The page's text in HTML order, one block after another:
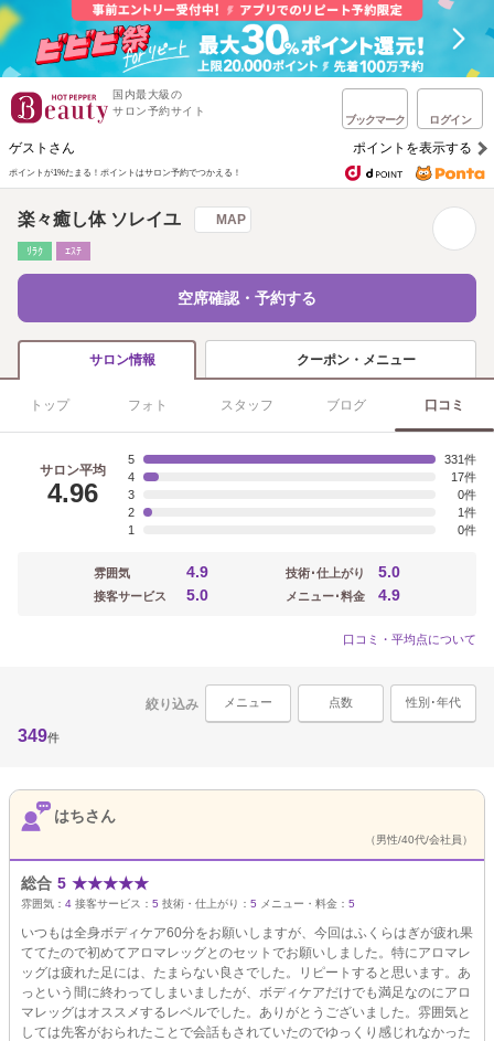
国内最大級の
サロン予約サイト
ブックマーク ログイン
ゲストさん ポイントを表示する
ポイントが1%たまる！ ポイントはサロン予約でつかえる！
楽々癒し体 ソレイユ MAP
ﾘﾗｸ ｴｽﾃ
空席確認・予約する
サロン情報 クーポン・メニュー
トップ フォト スタッフ ブログ 口コミ
サロン平均
4.96
5
331
4
17
3
0
2
1
1
0
雰囲気 4.9
接客サービス 5.0
技術･仕上がり 5.0
メニュー･料金 4.9
口コミ・平均点について
絞り込み メニュー 点数 性別･年代
349件
はちさん
（男性/40代/会社員）
総合 5 ★★★★★
雰囲気： 4 接客サービス： 5 技術・仕上がり： 5 メニュー・料金： 5
いつもは全身ボディケア60分をお願いしますが、今回はふくらはぎが疲れ果
ててたので初めてアロマレッグとのセットでお願いしました。特にアロマレ
ッグは疲れた足には、たまらない良さでした。リピートすると思います。あ
っという間に終わってしまいましたが、ボディケアだけでも満足なのにアロ
マレッグはオススメするレベルでした。ありがとうございました。雰囲気と
しては先客がおられたことで会話もされていたのでゆっくり感じれなかった